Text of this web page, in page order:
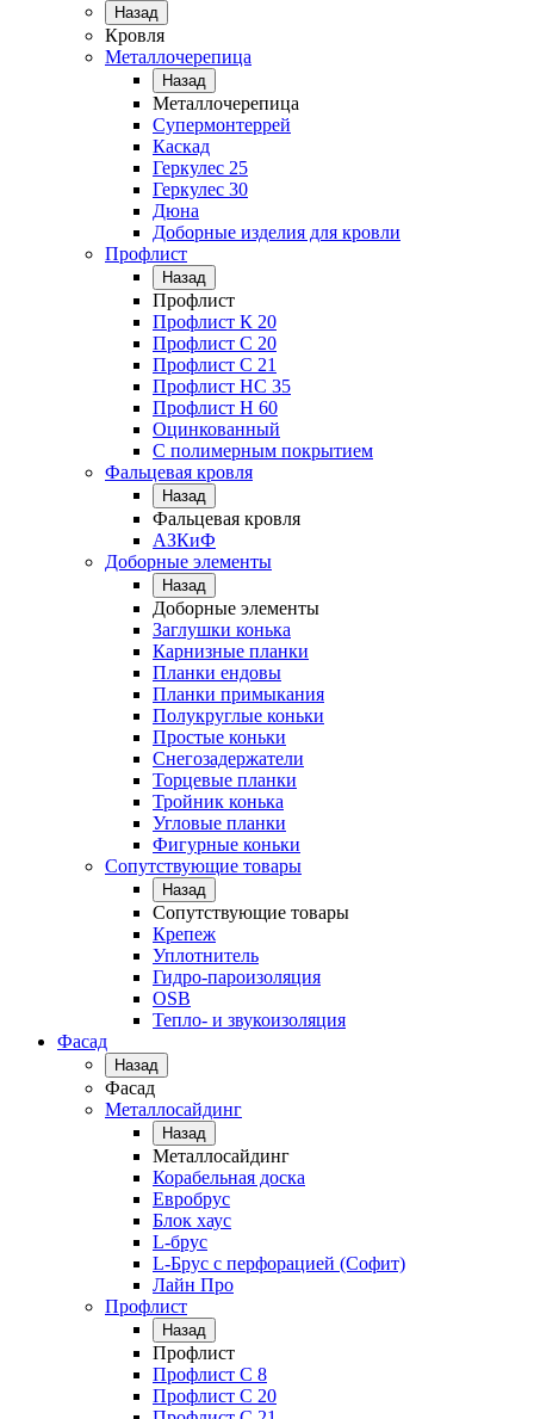
Назад
Кровля
Металлочерепица
Назад
Металлочерепица
Супермонтеррей
Каскад
Геркулес 25
Геркулес 30
Дюна
Доборные изделия для кровли
Профлист
Назад
Профлист
Профлист К 20
Профлист С 20
Профлист C 21
Профлист НС 35
Профлист Н 60
Оцинкованный
С полимерным покрытием
Фальцевая кровля
Назад
Фальцевая кровля
АЗКиФ
Доборные элементы
Назад
Доборные элементы
Заглушки конька
Карнизные планки
Планки ендовы
Планки примыкания
Полукруглые коньки
Простые коньки
Снегозадержатели
Торцевые планки
Тройник конька
Угловые планки
Фигурные коньки
Сопутствующие товары
Назад
Сопутствующие товары
Крепеж
Уплотнитель
Гидро-пароизоляция
OSB
Тепло- и звукоизоляция
Фасад
Назад
Фасад
Металлосайдинг
Назад
Металлосайдинг
Корабельная доска
Евробрус
Блок хаус
L-брус
L-Брус с перфорацией (Софит)
Лайн Про
Профлист
Назад
Профлист
Профлист С 8
Профлист С 20